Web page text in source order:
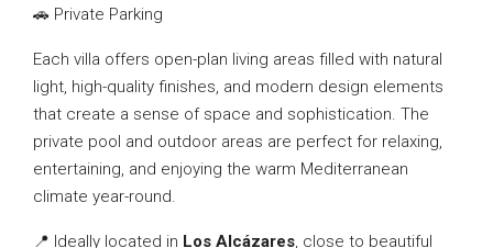
🚗 Private Parking
Each villa offers open-plan living areas filled with natural
light, high-quality finishes, and modern design elements
that create a sense of space and sophistication. The
private pool and outdoor areas are perfect for relaxing,
entertaining, and enjoying the warm Mediterranean
climate year-round.
📍 Ideally located in Los Alcázares, close to beautiful